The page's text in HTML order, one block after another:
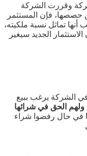
من قيمة الشركة وقررت الشركة
استثمارية مقابل 15% من حصصها، فإن المستثمر
بسبب أنها تماثل نسبة ملكيته،
الجديد سيغير
الشركة يرغب ببيع
ولهم الحق في شرائها
في حال رفضوا شراء